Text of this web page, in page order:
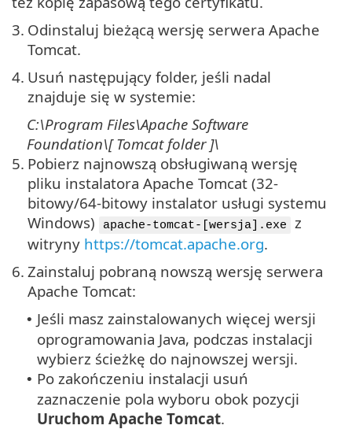
3. Odinstaluj bieżącą wersję serwera Apache
Tomcat.
4. Usuń następujący folder, jeśli nadal
znajduje się w systemie:
C:\Program Files\Apache Software
Foundation\[ Tomcatfolder ]\
5. Pobierz najnowszą obsługiwaną wersję
pliku instalatora Apache Tomcat (32-
bitowy/64-bitowy instalator usługi systemu
Windows)
apache-tomcat-[wersja].exe
z
witryny https://tomcat.apache.org.
6. Zainstaluj pobraną nowszą wersję serwera
Apache Tomcat:
• Jeśli masz zainstalowanych więcej wersji
oprogramowania Java, podczas instalacji
wybierz ścieżkę do najnowszej wersji.
• Po zakończeniu instalacji usuń
zaznaczenie pola wyboru obok pozycji
Uruchom Apache Tomcat.